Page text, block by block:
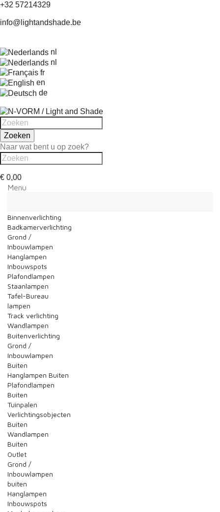
+32 57214329
info@lightandshade.be
nl
nl
fr
en
de
Zoeken
Naar wat bent u op zoek?
€ 0,00
Menu
Binnenverlichting
Badkamerverlichting
Grond /
Inbouwlampen
Hanglampen
Inbouwspots
Plafondlampen
Staanlampen
Tafel-Bureau
lampen
Track verlichting
Wandlampen
Buitenverlichting
Grond /
Inbouwlampen
Buiten
Hanglampen Buiten
Plafondlampen
Buiten
Tuinpalen
Verlichtingsobjecten
Buiten
Wandlampen
Buiten
Outlet
Grond /
Inbouwlampen
buiten
Hanglampen
Inbouwspots